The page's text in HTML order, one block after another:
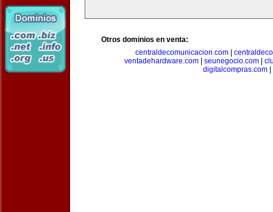
Otros dominios en venta:
centraldecomunicacion.com
ventadehardware.com| seunegocio.com|
digitalcompras.com